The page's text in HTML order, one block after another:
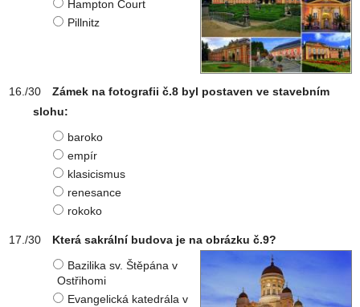
Hampton Court
Pillnitz
Zámek na fotografii č.8 byl postaven ve stavebním
slohu:
baroko
empír
klasicismus
renesance
rokoko
Která sakrální budova je na obrázku č.9?
Bazilika sv. Štěpána v
Ostřihomi
Evangelická katedrála v